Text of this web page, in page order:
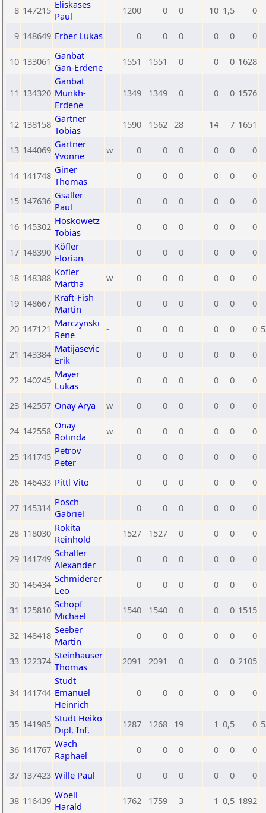
8 147215 Eliskases
Paul
1200 0 0 10 1,5 0
9 148649 Erber Lukas 0 0 0 0 0 0
10 133061 Ganbat
Gan-Erdene
1551 1551 0 0 0 1628
11 134320
Ganbat
Munkh-
Erdene
1349 1349 0 0 0 1576
12 138158 Gartner
Tobias
1590 1562 28 14 7 1651
13 144069 Gartner
Yvonne
w 0 0 0 0 0 0
14 141748 Giner
Thomas
0 0 0 0 0 0
15 147636 Gsaller
Paul
0 0 0 0 0 0
16 145302 Hoskowetz
Tobias
0 0 0 0 0 0
17 148390 Köfler
Florian
0 0 0 0 0 0
18 148388 Köfler
Martha
w 0 0 0 0 0 0
19 148667 Kraft-Fish
Martin
0 0 0 0 0 0
20 147121 Marczynski
Rene
- 0 0 0 0 0 0
21 143384 Matijasevic
Erik
0 0 0 0 0 0
22 140245 Mayer
Lukas
0 0 0 0 0 0
23 142557 Onay Arya w 0 0 0 0 0 0
24 142558 Onay
Rotinda
w 0 0 0 0 0 0
25 141745 Petrov
Peter
0 0 0 0 0 0
26 146433 Pittl Vito 0 0 0 0 0 0
27 145314 Posch
Gabriel
0 0 0 0 0 0
28 118030 Rokita
Reinhold
1527 1527 0 0 0 0
29 141749 Schaller
Alexander
0 0 0 0 0 0
30 146434 Schmiderer
Leo
0 0 0 0 0 0
31 125810 Schöpf
Michael
1540 1540 0 0 0 1515
32 148418 Seeber
Martin
0 0 0 0 0 0
33 122374 Steinhauser
Thomas
2091 2091 0 0 0 2105
34 141744
Studt
Emanuel
Heinrich
0 0 0 0 0 0
35 141985 Studt Heiko
Dipl. Inf.
1287 1268 19 1 0,5 0
36 141767 Wach
Raphael
0 0 0 0 0 0
37 137423 Wille Paul 0 0 0 0 0 0
38 116439 Woell
Harald
1762 1759 3 1 0,5 1892